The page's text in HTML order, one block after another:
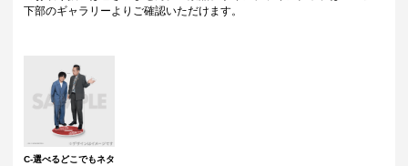
下部のギャラリーよりご確認いただけます。
C-選べるどこでもネタ